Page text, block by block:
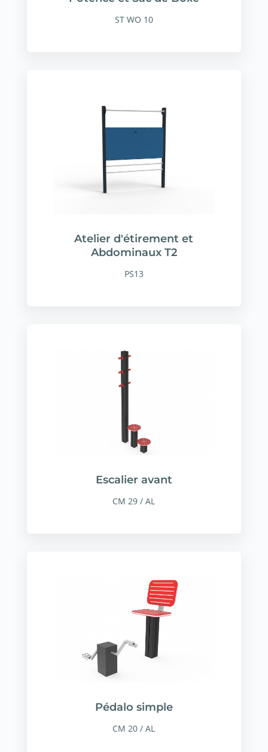
ST WO 10
Atelier d'étirement et
Abdominaux T2
PS13
Escalier avant
CM 29 / AL
Pédalo simple
CM 20 / AL